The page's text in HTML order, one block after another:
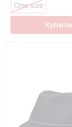
One size
Купити